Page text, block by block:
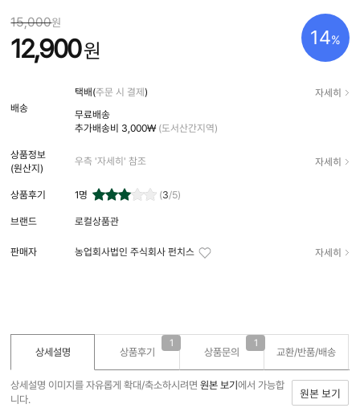
14%
15,000원
12,900원
배송
택배(주문 시 결제) 자세히
무료배송
추가배송비 3,000₩ (도서산간지역)
상품정보
(원산지)
우측 '자세히' 참조 자세히
상품후기 1명 (3/5)
브랜드 로컬상품관
판매자 농업회사법인 주식회사 펀치스 자세히
상세설명 상품후기
1
상품문의
1
교환/반품/배송
상세설명 이미지를 자유롭게 확대/축소하시려면원본 보기에서 가능합
니다.
원본 보기